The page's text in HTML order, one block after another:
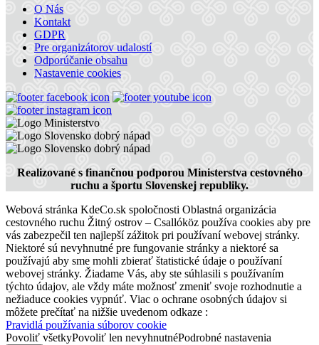
Art Hotel Kaštieľ
Tomášov
Apartmán Lenka
Veľký Meder
Apartmán
Hotel Amade Château
Vrakúň
Hotel
O Nás
Kontakt
GDPR
Pre organizátorov udalostí
Odporúčanie obsahu
Nastavenie cookies
Realizované s finančnou podporou Ministerstva cestovného
ruchu a športu Slovenskej republiky.
Webová stránka KdeCo.sk spoločnosti Oblastná organizácia
cestovného ruchu Žitný ostrov – Csallóköz používa cookies aby pre
vás zabezpečil ten najlepší zážitok pri používaní webovej stránky.
Niektoré sú nevyhnutné pre fungovanie stránky a niektoré sa
používajú aby sme mohli zbierať štatistické údaje o používaní
webovej stránky. Žiadame Vás, aby ste súhlasili s používaním
týchto údajov, ale vždy máte možnosť zmeniť svoje rozhodnutie a
nežiaduce cookies vypnúť. Viac o ochrane osobných údajov si
môžete prečítať na nižšie uvedenom odkaze :
Pravidlá používania súborov cookie
Povoliť všetkyPovoliť len nevyhnutnéPodrobné nastavenia